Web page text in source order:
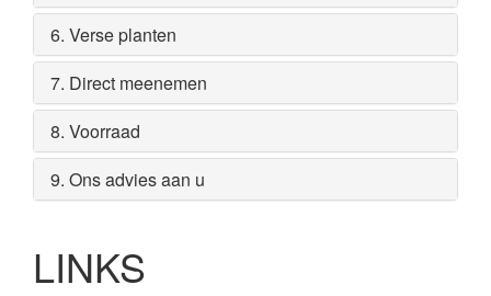
6. Verse planten
7. Direct meenemen
8. Voorraad
9. Ons advies aan u
LINKS